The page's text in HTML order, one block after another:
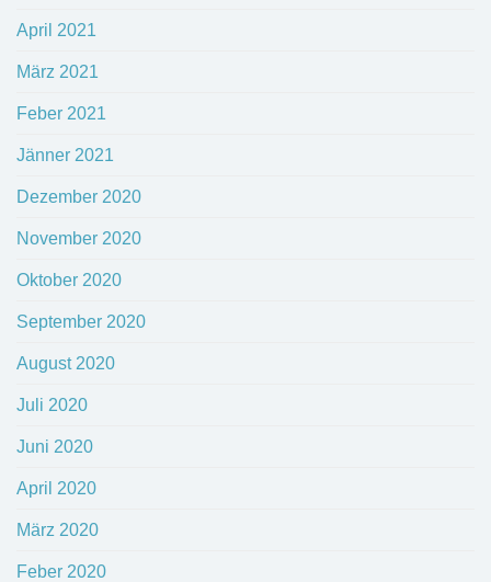
April 2021
März 2021
Feber 2021
Jänner 2021
Dezember 2020
November 2020
Oktober 2020
September 2020
August 2020
Juli 2020
Juni 2020
April 2020
März 2020
Feber 2020